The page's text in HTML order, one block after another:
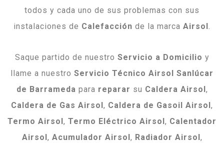
todos y cada uno de sus problemas con sus
instalaciones de Calefacción de la marca Airsol.
Saque partido de nuestro Servicio a Domicilio y
llame a nuestro Servicio Técnico Airsol Sanlúcar
de Barrameda para reparar su Caldera Airsol,
Caldera de Gas Airsol, Caldera de Gasoil Airsol,
Termo Airsol, Termo Eléctrico Airsol, Calentador
Airsol, Acumulador Airsol, Radiador Airsol,